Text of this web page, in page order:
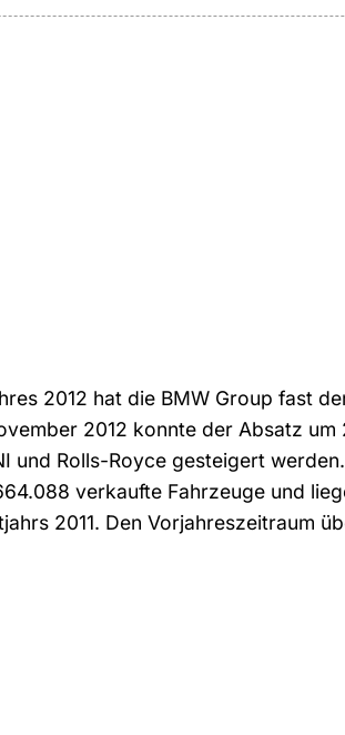
2012 hat die BMW Group fast
2012 konnte der Absatz
und Rolls-Royce gesteigert
verkaufte Fahrzeuge und
2011. Den Vorjahreszeitraum